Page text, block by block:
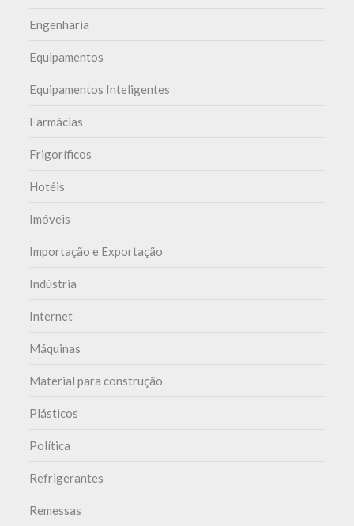
Engenharia
Equipamentos
Equipamentos Inteligentes
Farmácias
Frigoríficos
Hotéis
Imóveis
Importação e Exportação
Indústria
Internet
Máquinas
Material para construção
Plásticos
Política
Refrigerantes
Remessas